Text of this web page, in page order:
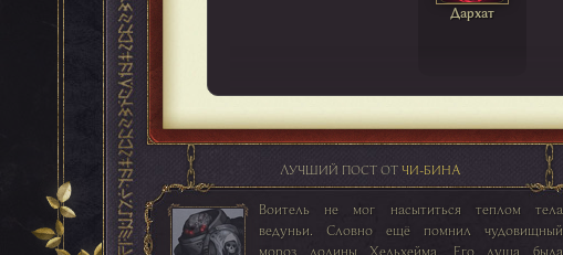
Дархат
ЛУЧШИЙ ПОСТ ОТ ЧИ-БИНА
Воитель не мог насытиться теплом тела
ведуньи. Словно ещё помнил чудовищный
мороз долины Хельхейма. Его душа была